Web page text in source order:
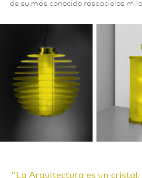
de su más conocido rascacielos
La Arquitectura es un